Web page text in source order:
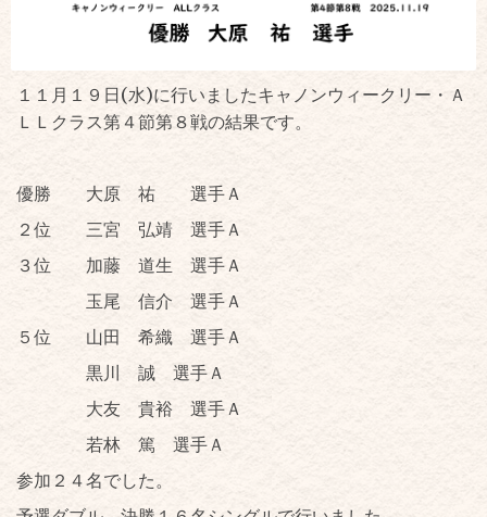
１１月１９日(水)に行いましたキャノンウィークリー・Ａ
ＬＬクラス第４節第８戦の結果です。
優勝 大原 祐 選手Ａ
２位 三宮 弘靖 選手Ａ
３位 加藤 道生 選手Ａ
玉尾 信介 選手Ａ
５位 山田 希織 選手Ａ
黒川 誠 選手Ａ
大友 貴裕 選手Ａ
若林 篤 選手Ａ
参加２４名でした。